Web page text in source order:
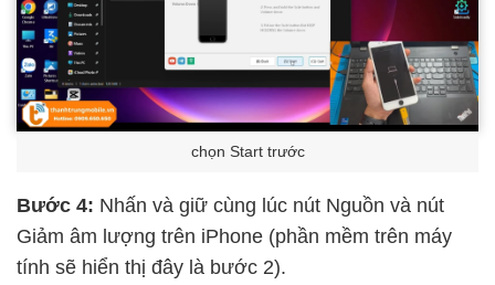
chọn Start trước
Bước 4: Nhấn và giữ cùng lúc nút Nguồn và nút
Giảm âm lượng trên iPhone (phần mềm trên máy
tính sẽ hiển thị đây là bước 2).